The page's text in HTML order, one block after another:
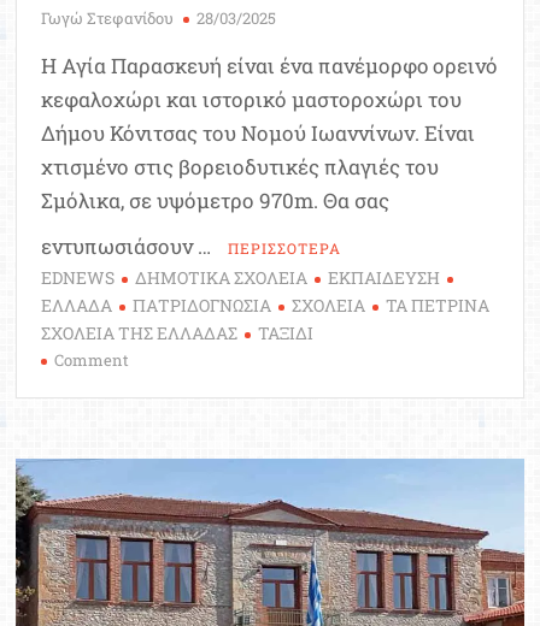
Γωγώ Στεφανίδου 28/03/2025
Η Αγία Παρασκευή είναι ένα πανέμορφo ορεινό
κεφαλοχώρι και ιστορικό μαστοροχώρι του
Δήμου Κόνιτσας του Νομού Ιωαννίνων. Είναι
χτισμένο στις βορειοδυτικές πλαγιές του
Σμόλικα, σε υψόμετρο 970m. Θα σας
εντυπωσιάσουν …
ΠΕΡΙΣΣΟΤΕΡΑ
EDNEWS ΔΗΜΟΤΙΚΑ ΣΧΟΛΕΙΑ
ΕΚΠΑΙΔΕΥΣΗ
ΕΛΛΑΔΑ
ΠΑΤΡΙΔΟΓΝΩΣΙΑ ΣΧΟΛΕΙΑ
ΤΑ ΠΕΤΡΙΝΑ
ΣΧΟΛΕΙΑ ΤΗΣ ΕΛΛΑΔΑΣ
ΤΑΞΙΔΙ
Comment
Δημοτικό
Σχολείο
Αγίας
Παρασκευής
(Κεράσοβο)
Ιωαννίνων